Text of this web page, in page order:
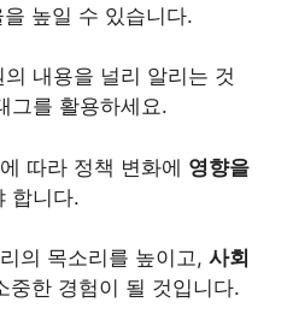
높일 수 있습니다.
내용을 널리 알리 는 것
그를 활용하세요.
따라 정책 변화에 영향을
합니다.
의 목소리를 높이고, 사회
중한 경험이 될 것입니다.